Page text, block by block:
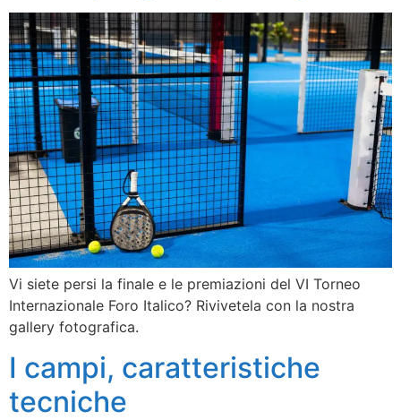
Vi siete persi la finale e le premiazioni del VI Torneo
Internazionale Foro Italico? Rivivetela con la nostra
gallery fotografica.
I campi, caratteristiche
tecniche